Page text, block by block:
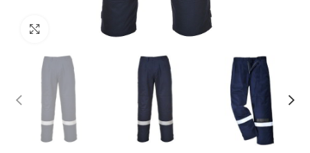
Click to enlarge